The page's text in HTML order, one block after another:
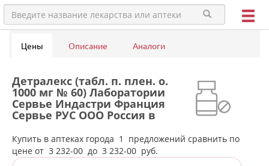
Цены Описание Аналоги
Детралекс (табл. п. плен. о.
1000 мг № 60) Лаборатории
Сервье Индастри Франция
Сервье РУС ООО Россия в
аптеках города Дегтярска
Купить в аптеках города 1
предложений сравнить по
цене от 3 232-00 до 3 232-00 руб.